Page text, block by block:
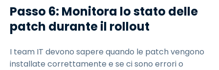
Passo 6: Monitora lo stato delle
patch durante il rollout
I team IT devono sapere quando le patch vengono
installate correttamente e se ci sono errori o